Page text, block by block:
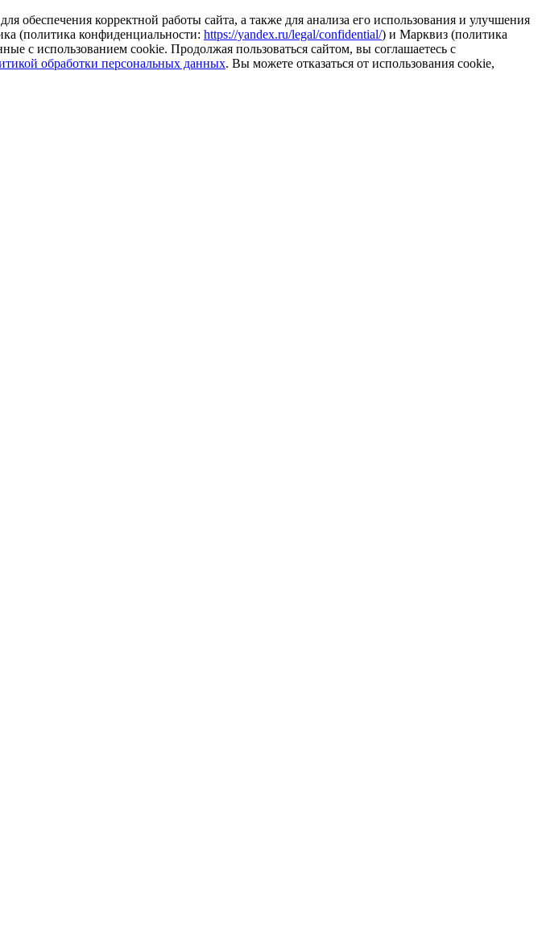
корректной работы сайта, а также для анализа его использования и улучшения
(политика конфиденциальности: https://yandex.ru/legal/confidential/) и Марквиз (политика
с использованием cookie. Продолжая пользоваться сайтом, вы соглашаетесь с
обработки персональных данных. Вы можете отказаться от использования cookie,